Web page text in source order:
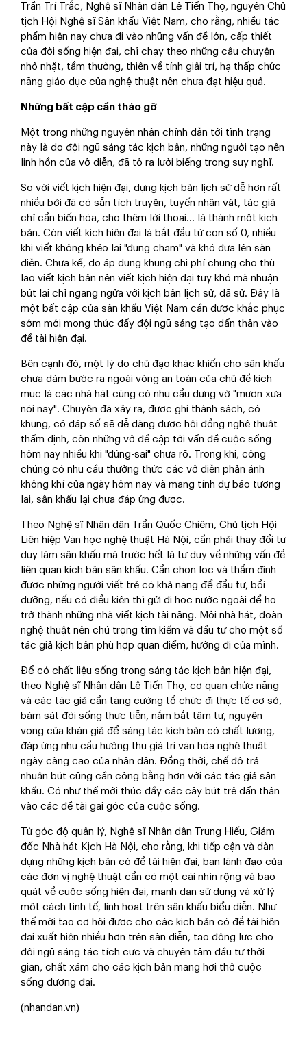
Trần Trí Trắc, Nghệ sĩ Nhân dân Lê Tiến Thọ, nguyên Chủ
tịch Hội Nghệ sĩ Sân khấu Việt Nam, cho rằng, nhiều tác
phẩm hiện nay chưa đi vào những vấn đề lớn, cấp thiết
của đời sống hiện đại, chỉ chạy theo những câu chuyện
nhỏ nhặt, tầm thường, thiên về tính giải trí, hạ thấp chức
năng giáo dục của nghệ thuật nên chưa đạt hiệu quả.
Những bất cập cần tháo gỡ
Một trong những nguyên nhân chính dẫn tới tình trạng
này là do đội ngũ sáng tác kịch bản, những người tạo nên
linh hồn của vở diễn, đã tỏ ra lười biếng trong suy nghĩ.
So với viết kịch hiện đại, dựng kịch bản lịch sử dễ hơn rất
nhiều bởi đã có sẵn tích truyện, tuyến nhân vật, tác giả
chỉ cần biến hóa, cho thêm lời thoại... là thành một kịch
bản. Còn viết kịch hiện đại là bắt đầu từ con số 0, nhiều
khi viết không khéo lại "đụng chạm" và khó đưa lên sàn
diễn. Chưa kể, do áp dụng khung chi phí chung cho thù
lao viết kịch bản nên viết kịch hiện đại tuy khó mà nhuận
bút lại chỉ ngang ngửa với kịch bản lịch sử, dã sử. Đây là
một bất cập của sân khấu Việt Nam cần được khắc phục
sớm mới mong thúc đẩy đội ngũ sáng tạo dấn thân vào
đề tài hiện đại.
Bên cạnh đó, một lý do chủ đạo khác khiến cho sân khấu
chưa dám bước ra ngoài vòng an toàn của chủ đề kịch
mục là các nhà hát cũng có nhu cầu dựng vở "mượn xưa
nói nay". Chuyện đã xảy ra, được ghi thành sách, có
khung, có đáp số sẽ dễ dàng được hội đồng nghệ thuật
thẩm định, còn những vở đề cập tới vấn đề cuộc sống
hôm nay nhiều khi "đúng-sai" chưa rõ. Trong khi, công
chúng có nhu cầu thưởng thức các vở diễn phản ánh
không khí của ngày hôm nay và mang tính dự báo tương
lai, sân khấu lại chưa đáp ứng được.
Theo Nghệ sĩ Nhân dân Trần Quốc Chiêm, Chủ tịch Hội
Liên hiệp Văn học nghệ thuật Hà Nội, cần phải thay đổi tư
duy làm sân khấu mà trước hết là tư duy về những vấn đề
liên quan kịch bản sân khấu. Cần chọn lọc và thẩm định
được những người viết trẻ có khả năng để đầu tư, bồi
dưỡng, nếu có điều kiện thì gửi đi học nước ngoài để họ
trở thành những nhà viết kịch tài năng. Mỗi nhà hát, đoàn
nghệ thuật nên chú trọng tìm kiếm và đầu tư cho một số
tác giả kịch bản phù hợp quan điểm, hướng đi của mình.
Để có chất liệu sống trong sáng tác kịch bản hiện đại,
theo Nghệ sĩ Nhân dân Lê Tiến Thọ, cơ quan chức năng
và các tác giả cần tăng cường tổ chức đi thực tế cơ sở,
bám sát đời sống thực tiễn, nắm bắt tâm tư, nguyện
vọng của khán giả để sáng tác kịch bản có chất lượng,
đáp ứng nhu cầu hưởng thụ giá trị văn hóa nghệ thuật
ngày càng cao của nhân dân. Đồng thời, chế độ trả
nhuận bút cũng cần công bằng hơn với các tác giả sân
khấu. Có như thế mới thúc đẩy các cây bút trẻ dấn thân
vào các đề tài gai góc của cuộc sống.
Từ góc độ quản lý, Nghệ sĩ Nhân dân Trung Hiếu, Giám
đốc Nhà hát Kịch Hà Nội, cho rằng, khi tiếp cận và dàn
dựng những kịch bản có đề tài hiện đại, ban lãnh đạo của
các đơn vị nghệ thuật cần có một cái nhìn rộng và bao
quát về cuộc sống hiện đại, mạnh dạn sử dụng và xử lý
một cách tinh tế, linh hoạt trên sân khấu biểu diễn. Như
thế mới tạo cơ hội được cho các kịch bản có đề tài hiện
đại xuất hiện nhiều hơn trên sàn diễn, tạo động lực cho
đội ngũ sáng tác tích cực và chuyên tâm đầu tư thời
gian, chất xám cho các kịch bản mang hơi thở cuộc
sống đương đại.
(nhandan.vn)